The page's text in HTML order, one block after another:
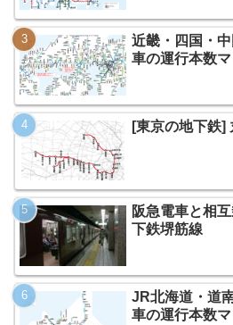
近畿・四国・
車の運行本数
[東京の地下鉄]
阪急電車と相
下鉄堺筋線
JR北海道・道
車の運行本数